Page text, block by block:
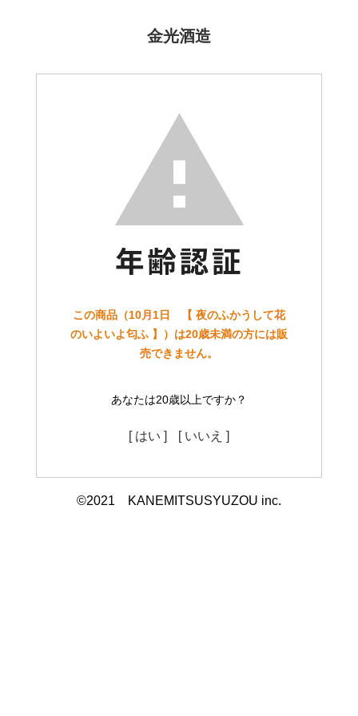
金光酒造
この商品（10月1日 【 夜のふかうして花
のいよいよ匂ふ 】）は20歳未満の方には販
売できません。
あなたは20歳以上ですか？
[ はい ] [ いいえ ]
©2021 KANEMITSUSYUZOU inc.